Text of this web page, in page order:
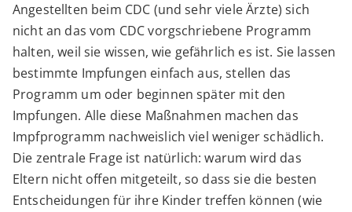
Angestellten beim CDC (und sehr viele Ärzte) sich
nicht an das vom CDC vorgschriebene Programm
halten, weil sie wissen, wie gefährlich es ist. Sie lassen
bestimmte Impfungen einfach aus, stellen das
Programm um oder beginnen später mit den
Impfungen. Alle diese Maßnahmen machen das
Impfprogramm nachweislich viel weniger schädlich.
Die zentrale Frage ist natürlich: warum wird das
Eltern nicht offen mitgeteilt, so dass sie die besten
Entscheidungen für ihre Kinder treffen können (wie